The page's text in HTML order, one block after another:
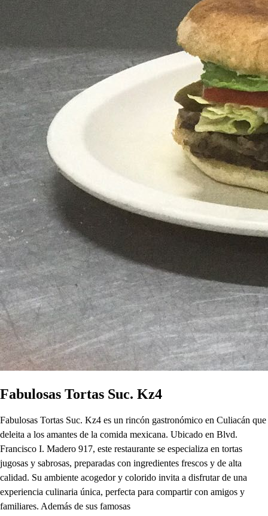
Fabulosas Tortas Suc. Kz4
Fabulosas Tortas Suc. Kz4 es un rincón gastronómico en Culiacán que
deleita a los amantes de la comida mexicana. Ubicado en Blvd.
Francisco I. Madero 917, este restaurante se especializa en tortas
jugosas y sabrosas, preparadas con ingredientes frescos y de alta
calidad. Su ambiente acogedor y colorido invita a disfrutar de una
experiencia culinaria única, perfecta para compartir con amigos y
familiares. Además de sus famosas